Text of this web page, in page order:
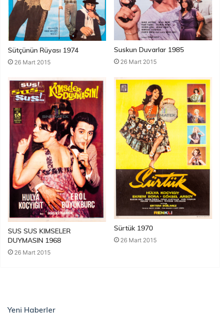
Sütçünün Rüyası 1974
26 Mart 2015
Suskun Duvarlar 1985
26 Mart 2015
SUS SUS KIMSELER
DUYMASIN 1968
26 Mart 2015
Sürtük 1970
26 Mart 2015
Yeni Haberler